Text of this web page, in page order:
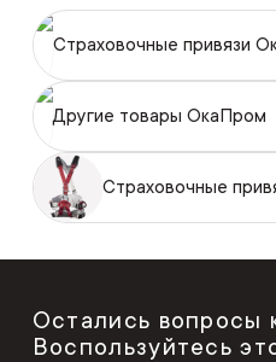
Страховочные привязи
Другие товары ОкаПром
Страховочные
Остались вопросы
Воспользуйтесь